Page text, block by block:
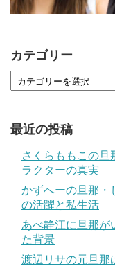
カテゴリー
最近の投稿
さくらももこの旦
ラクターの真実
かずへーの旦那・
の活躍と私生活
あべ静江に旦那が
た背景
渡辺リサの元旦那